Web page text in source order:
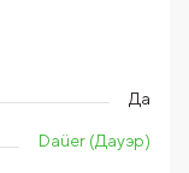
Да
Daüer (Дауэр)